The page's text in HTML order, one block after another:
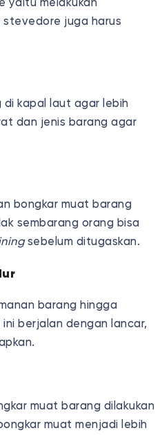
yaitu melakukan
stevedore juga harus
kapal laut agar lebih
dan jenis barang agar
bongkar muat barang
sembarang orang bisa
sebelum ditugaskan.
barang hingga
berjalan dengan lancar,
muat barang dilakukan
muat menjadi lebih